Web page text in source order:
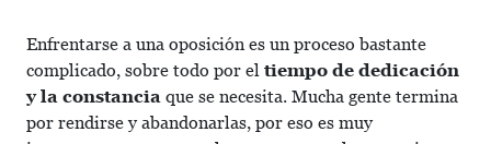
Enfrentarse a una oposición es un proceso bastante
complicado, sobre todo por el tiempo de dedicación
y la constancia que se necesita. Mucha gente termina
por rendirse y abandonarlas, por eso es muy